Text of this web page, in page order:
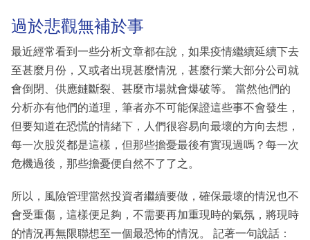
過於悲觀無補於事
最近經常看到一些分析文章都在說，如果疫情繼續延續下去
至甚麼月份，又或者出現甚麼情況，甚麼行業大部分公司就
會倒閉、供應鏈斷裂、甚麼市場就會爆破等。 當然他們的
分析亦有他們的道理，筆者亦不可能保證這些事不會發生，
但要知道在恐慌的情緒下，人們很容易向最壞的方向去想，
每一次股災都是這樣，但那些擔憂最後有實現過嗎？每一次
危機過後，那些擔憂便自然不了了之。
所以，風險管理當然投資者繼續要做，確保最壞的情況也不
會受重傷，這樣便足夠，不需要再加重現時的氣氛，將現時
的情況再無限聯想至一個最恐怖的情況。 記著一句說話：